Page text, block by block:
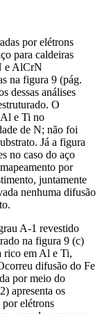
por elétrons
para caldeiras
e AlCrN
na figura 9 (pág.
dessas análises
O
Al e Ti no
de N; não foi
Já a figura
no caso do aço
por
juntamente
nenhuma difusão
A-1 revestido
na figura 9 (c)
rico em Al e Ti,
difusão do Fe
por meio do
apresenta os
por elétrons